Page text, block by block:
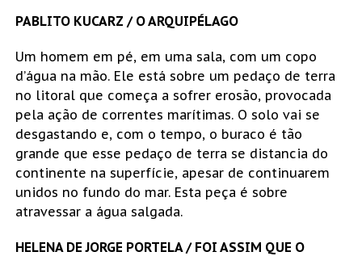
PABLITO KUCARZ / O ARQUIPÉLAGO
Um homem em pé, em uma sala, com um copo
d’água na mão. Ele está sobre um pedaço de terra
no litoral que começa a sofrer erosão, provocada
pela ação de correntes marítimas. O solo vai se
desgastando e, com o tempo, o buraco é tão
grande que esse pedaço de terra se distancia do
continente na superfície, apesar de continuarem
unidos no fundo do mar. Esta peça é sobre
atravessar a água salgada.
HELENA DE JORGE PORTELA / FOI ASSIM QUE O